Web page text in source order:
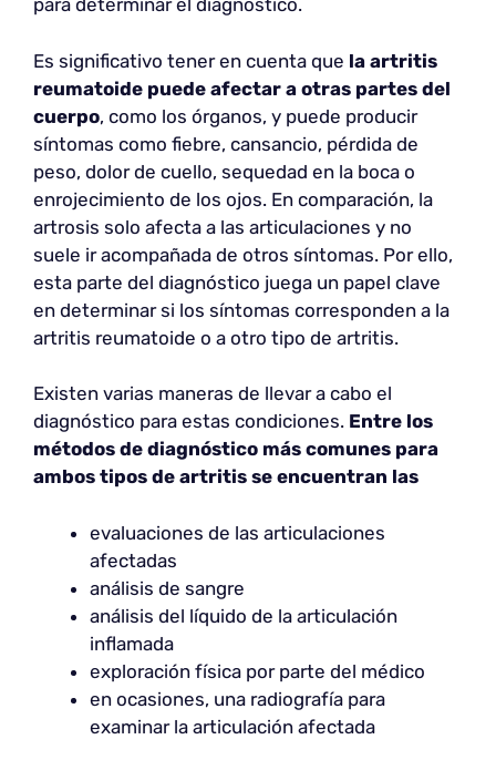
para determinar el diagnóstico.
Es significativo tener en cuenta que la artritis
reumatoide puede afectar a otras partes del
cuerpo, como los órganos, y puede producir
síntomas como fiebre, cansancio, pérdida de
peso, dolor de cuello, sequedad en la boca o
enrojecimiento de los ojos. En comparación, la
artrosis solo afecta a las articulaciones y no
suele ir acompañada de otros síntomas. Por ello,
esta parte del diagnóstico juega un papel clave
en determinar si los síntomas corresponden a la
artritis reumatoide o a otro tipo de artritis.
Existen varias maneras de llevar a cabo el
diagnóstico para estas condiciones. Entre los
métodos de diagnóstico más comunes para
ambos tipos de artritis se encuentran las
evaluaciones de las articulaciones
afectadas
análisis de sangre
análisis del líquido de la articulación
inflamada
exploración física por parte del médico
en ocasiones, una radiografía para
examinar la articulación afectada